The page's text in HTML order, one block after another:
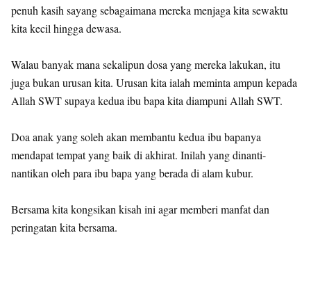
penuh kasih sayang sebagaimana mereka menjaga kita sewaktu
kita kecil hingga dewasa.
Walau banyak mana sekalipun dosa yang mereka lakukan, itu
juga bukan urusan kita. Urusan kita ialah meminta ampun kepada
Allah SWT supaya kedua ibu bapa kita diampuni Allah SWT.
Doa anak yang soleh akan membantu kedua ibu bapanya
mendapat tempat yang baik di akhirat. Inilah yang dinanti-
nantikan oleh para ibu bapa yang berada di alam kubur.
Bersama kita kongsikan kisah ini agar memberi manfat dan
peringatan kita bersama.